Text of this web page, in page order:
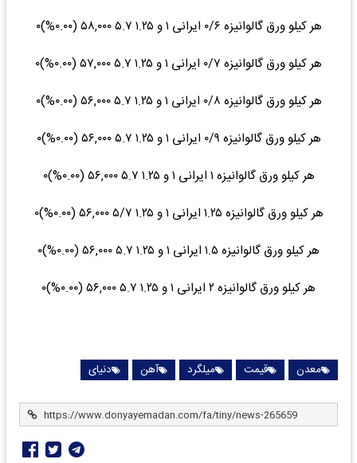
هر کیلو ورق گالوانیزه ۰/۶ ایرانی ۱ و ۱.۲۵ ۵.۷ ۵۸,۰۰۰ (۰.۰۰%)۰
هر کیلو ورق گالوانیزه ۰/۷ ایرانی ۱ و ۱.۲۵ ۵.۷ ۵۷,۰۰۰ (۰.۰۰%)۰
هر کیلو ورق گالوانیزه ۰/۸ ایرانی ۱ و ۱.۲۵ ۵.۷ ۵۶,۰۰۰ (۰.۰۰%)۰
هر کیلو ورق گالوانیزه ۰/۹ ایرانی ۱ و ۱.۲۵ ۵.۷ ۵۶,۰۰۰ (۰.۰۰%)۰
هر کیلو ورق گالوانیزه ۱ ایرانی ۱ و ۱.۲۵ ۵.۷ ۵۶,۰۰۰ (۰.۰۰%)۰
هر کیلو ورق گالوانیزه ۱.۲۵ ایرانی ۱ و ۱.۲۵ ۵/۷ ۵۶,۰۰۰ (۰.۰۰%)۰
هر کیلو ورق گالوانیزه ۱.۵ ایرانی ۱ و ۱.۲۵ ۵.۷ ۵۶,۰۰۰ (۰.۰۰%)۰
هر کیلو ورق گالوانیزه ۲ ایرانی ۱ و ۱.۲۵ ۵.۷ ۵۶,۰۰۰ (۰.۰۰%)۰
معدن قیمت میلگرد آهن دنیای